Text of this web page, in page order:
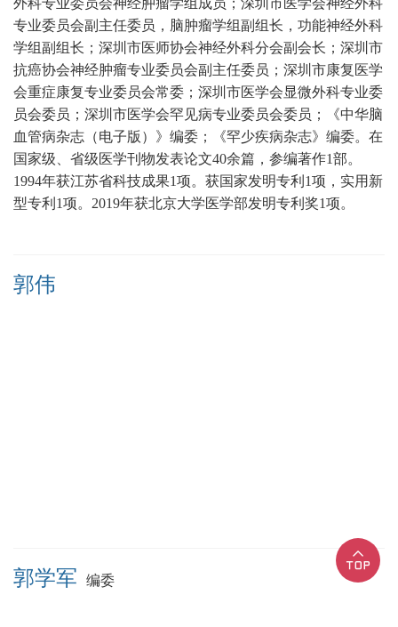
外科专业委员会神经肿瘤学组成员；深圳市医学会神经外科
专业委员会副主任委员，脑肿瘤学组副组长，功能神经外科
学组副组长；深圳市医师协会神经外科分会副会长；深圳市
抗癌协会神经肿瘤专业委员会副主任委员；深圳市康复医学
会重症康复专业委员会常委；深圳市医学会显微外科专业委
员会委员；深圳市医学会罕见病专业委员会委员；《中华脑
血管病杂志（电子版）》编委；《罕少疾病杂志》编委。 在
国家级、省级医学刊物发表论文40余篇，参编著作1部。
1994年获江苏省科技成果1项。获国家发明专利1项，实用新
型专利1项。2019年获北京大学医学部发明专利奖1项。
郭伟
郭学军 编委